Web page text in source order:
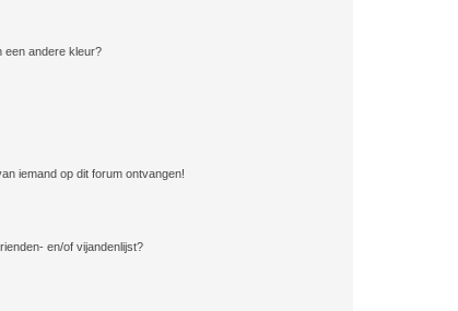
een andere kleur?
iemand op dit forum ontvangen!
en/of vijandenlijst?